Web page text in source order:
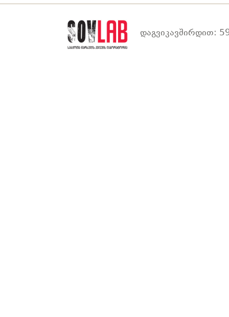
დაგვიკავშირდით: